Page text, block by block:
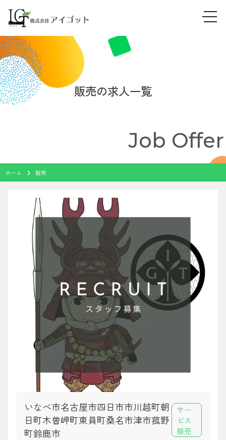
Skip
to
content
販売の求人一覧
Job Offer
ホーム 販売
いなべ市名古屋市四日市市川越町朝
日町木曽岬町東員町桑名市津市菰野
町鈴鹿市
サー
ビス
販売